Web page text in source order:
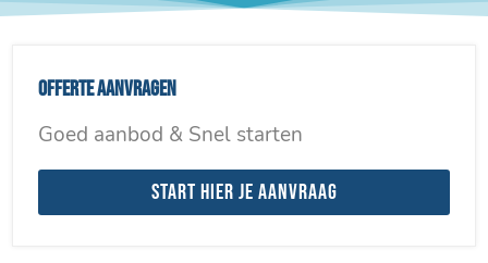
Offerte aanvragen
Goed aanbod & Snel starten
Start hier je aanvraag